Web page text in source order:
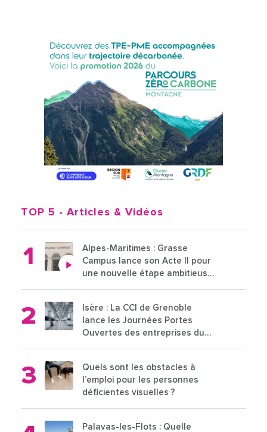
TOP 5 - Articles & Vidéos
Alpes-Maritimes : Grasse
Campus lance son Acte II pour
une nouvelle étape ambitieuse
Isère : La CCI de Grenoble
lance les Journées Portes
Ouvertes des entreprises du
Quels sont les obstacles à
l’emploi pour les personnes
déficientes visuelles ?
Palavas-les-Flots : Quelle